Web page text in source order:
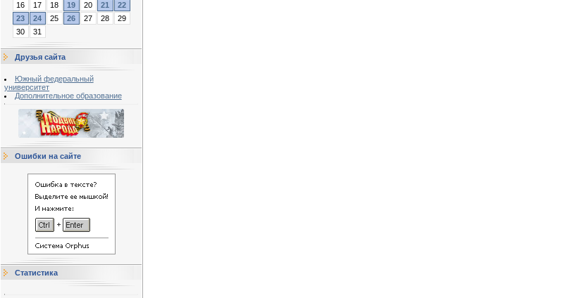
16
17 18 19 20 21
22
23
24 25 26 27 28
29
30
31
Друзья сайта
Южный федеральный
университет
Дополнительное образование
Ошибки на сайте
Статистика